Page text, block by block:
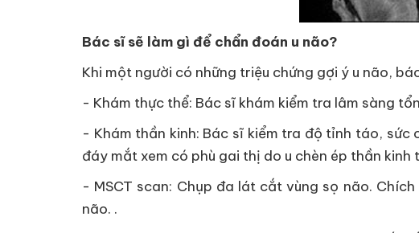
Bác sĩ sẽ làm gì để chẩn đoán u não?
Khi một người có những triệu chứng gợi ý u não,
- Khám thực thể: Bác sĩ khám kiểm tra lâm sàng
- Khám thần kinh: Bác sĩ kiểm tra độ tỉnh táo,
đáy mắt xem có phù gai thị do u chèn ép thần kinh
- MSCT scan: Chụp đa lát cắt vùng sọ não.
não. .